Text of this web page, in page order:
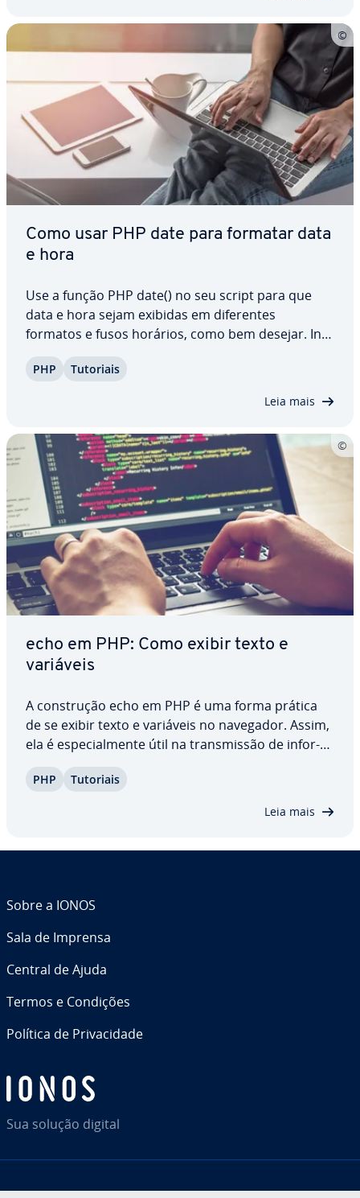
Como usar PHP date para formatar data
e hora
Use a função PHP date() no seu script para que
data e hora sejam exibidas em di­fe­ren­tes
formatos e fusos horários, como bem desejar. In­
utilizada em pro­gra­ma­ções do mundo todo.
PHP Tutoriais
Leia mais
echo em PHP: Como exibir texto e
variáveis
A cons­tru­ção echo em PHP é uma forma prática
de se exibir texto e variáveis no navegador. Assim,
ela é es­pe­ci­al­mente útil na trans­mis­são de in­for­
PHP echo(), você pode combinar tags HTML e
PHP Tutoriais
Leia mais
Sua solução digital
Sobre a IONOS
Sala de Imprensa
Central de Ajuda
Termos e Condições
Política de Pri­va­ci­dade